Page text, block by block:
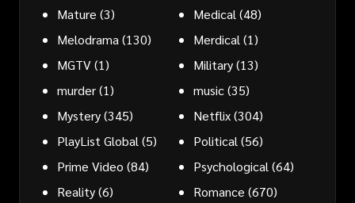
Mature (3) Medical (48)
Melodrama (130) Merdical (1)
MGTV(1) Military(13)
murder(1) music(35)
Mystery(345) Netflix(304)
PlayList Global (5) Political (56)
Prime Video (84) Psychological (64)
Reality(6) Romance (670)